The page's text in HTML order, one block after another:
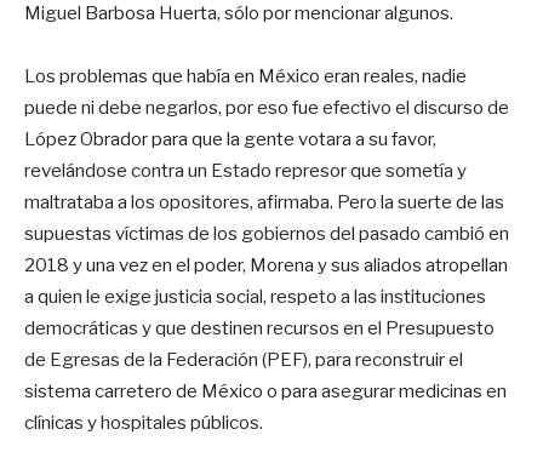
Miguel Barbosa Huerta, sólo por mencionar algunos.
Los problemas que había en México eran reales, nadie
puede ni debe negarlos, por eso fue efectivo el discurso de
López Obrador para que la gente votara a su favor,
revelándose contra un Estado represor que sometía y
maltrataba a los opositores, afirmaba. Pero la suerte de las
supuestas víctimas de los gobiernos del pasado cambió en
2018 y una vez en el poder, Morena y sus aliados atropellan
a quien le exige justicia social, respeto a las instituciones
democráticas y que destinen recursos en el Presupuesto
de Egresas de la Federación (PEF), para reconstruir el
sistema carretero de México o para asegurar medicinas en
clínicas y hospitales públicos.